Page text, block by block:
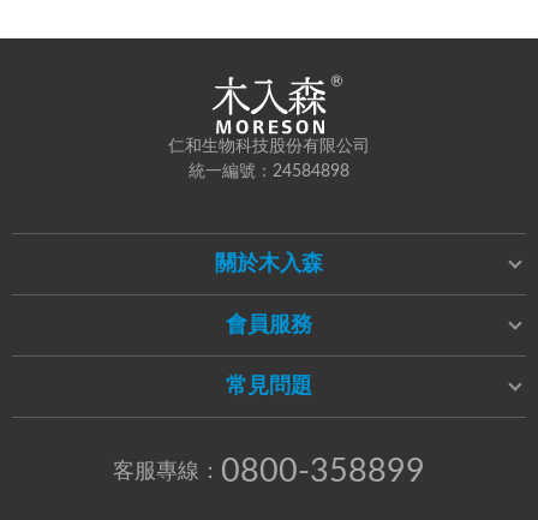
仁和生物科技股份有限公司
統一編號：24584898
關於木入森
會員服務
常見問題
客服專線： 0800-358899